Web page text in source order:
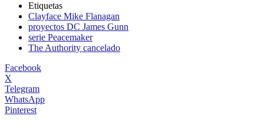
Etiquetas
Clayface Mike Flanagan
proyectos DC James Gunn
serie Peacemaker
The Authority cancelado
Facebook
X
Telegram
WhatsApp
Pinterest